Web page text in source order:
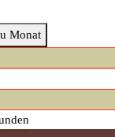
Monat